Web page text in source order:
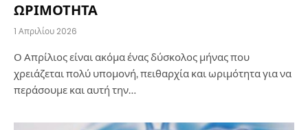
ΩΡΙΜΟΤΗΤΑ
1 Απριλίου 2026
Ο Απρίλιος είναι ακόμα ένας δύσκολος μήνας που
χρειάζεται πολύ υπομονή, πειθαρχία και ωριμότητα για να
περάσουμε και αυτή την…